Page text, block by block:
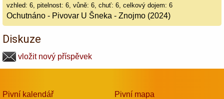
vzhled: 6, pitelnost: 6, vůně: 6, chuť: 6, celkový dojem: 6
Ochutnáno - Pivovar U Šneka - Znojmo (2024)
Diskuze
vložit nový příspěvek
Pivní kalendář
Pivní mapa